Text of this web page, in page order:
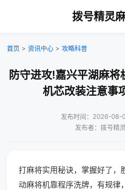
拨号精灵
首页 > 资讯中心 > 攻略科普
防守进攻!嘉兴平湖麻将
机芯改装注意事
发布时间：2026-08-
发布者：拨号精
打麻将实用秘诀，掌握好了，
动麻将机靠程序洗牌，有规律